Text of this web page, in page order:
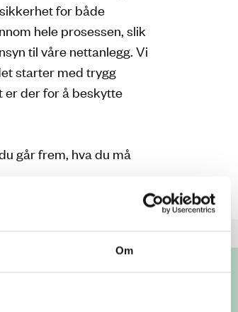
Om
for både
hele prosessen, slik
til våre nettanlegg. Vi
starter med trygg
er der for å beskytte
går frem, hva du må